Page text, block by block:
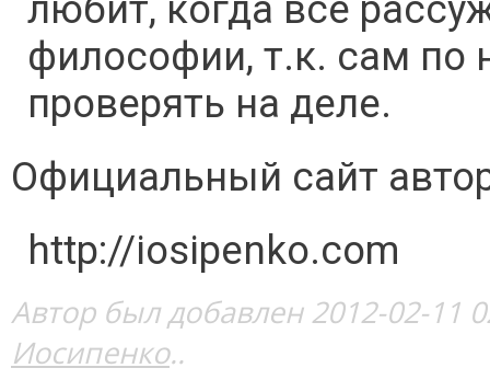
философии, т.к. сам по
проверять на деле.
Официальный сайт
http://iosipenko.com
Автор был добавлен 2012-02-11
Иосипенко..